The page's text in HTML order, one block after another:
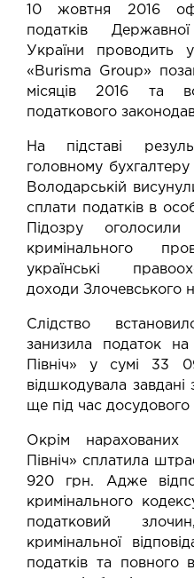
10 жовтня 2016
податків
України проводить
«Burisma Group»
місяців 2016 та
податкового
На підставі
головному бухгалтеру
Володарській
сплати податків в
Підозру
кримінального
українські
доходи Злочевського
Слідство
занизила податок
Північ» у сумі 33
відшкодувала завдані
ще під час досудового
Окрім нарахованих
Північ» сплатила
920 грн. Адже
кримінального
податковий
кримінальної
податків та повного